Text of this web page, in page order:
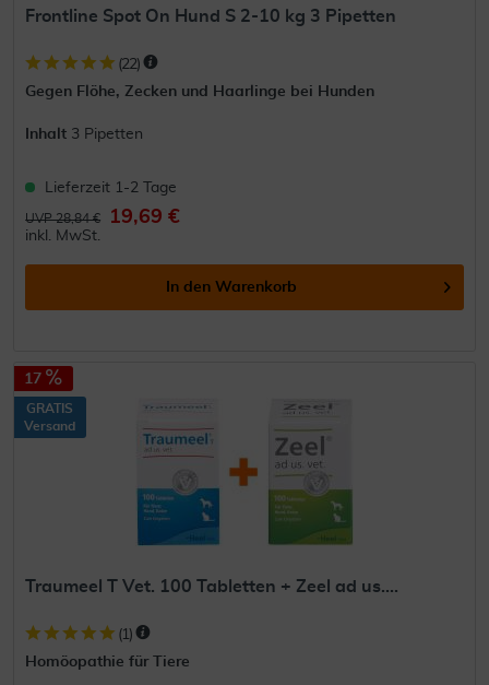
Frontline Spot On Hund S 2-10 kg 3 Pipetten
(22)
Gegen Flöhe, Zecken und Haarlinge bei Hunden
Inhalt 3 Pipetten
Lieferzeit 1-2 Tage
UVP 28,84 € 19,69 €
inkl. MwSt.
In den Warenkorb
17
GRATIS
Versand
Traumeel T Vet. 100 Tabletten + Zeel ad us....
(1)
Homöopathie für Tiere